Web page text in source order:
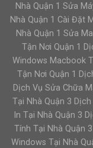
Nhà Quận 1 Sửa
Nhà Quận 1 Cài Đặt
Nhà Quận 1 Sửa
Tận Nơi Quận 1
Windows Macbook
Tận Nơi Quận 1
Dịch Vụ Sửa Chữa
Tại Nhà Quận 3
In Tại Nhà Quận 3
Tính Tại Nhà Quận
Windows Tại Nhà